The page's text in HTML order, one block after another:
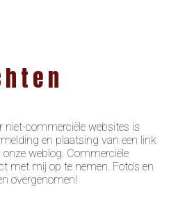
niet-commerciële websites is
en plaatsing van een link
weblog. Commerciële
met mij op te nemen. Foto’s en
overgenomen!